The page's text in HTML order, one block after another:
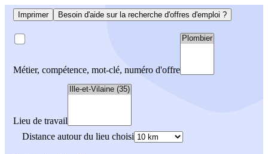
Imprimer Besoin d'aide sur la recherche d'offres d'emploi ?
Métier, compétence, mot-clé, numéro d'offre
Lieu de travail
Distance autour du lieu choisi